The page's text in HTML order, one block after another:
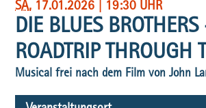
SA, 17.01.2026 19:30 UHR
DIE BLUES
ROADTRIP THROUGH
Musical frei nach dem Film von John